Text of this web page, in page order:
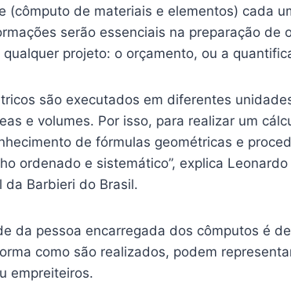
(cômputo de materiais e elementos) cada
serão essenciais na preparação de
projeto: o orçamento, ou a
são executados em diferentes
e volumes. Por isso, para realizar um
de fórmulas geométricas e
ordenado e sistemático”, explica
da Barbieri do Brasil.
da pessoa encarregada dos cômputos é
como são realizados, podem
empreiteiros.